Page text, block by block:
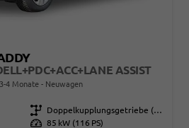
ASSIST
4 Monate Neuwagen
Getriebe
Doppelkupplungsgetriebe (DSG)
Leistung 85 kW (116 PS)